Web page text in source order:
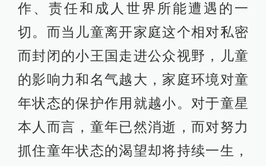
作、责任和成人世界所能遭遇的一
切。而当儿童离开家庭这个相对私密
而封闭的小王国走进公众视野，儿童
的影响力和名气越大，家庭环境对童
年状态的保护作用就越小。对于童星
本人而言，童年已然消逝，而对努力
抓住童年状态的渴望却将持续一生，